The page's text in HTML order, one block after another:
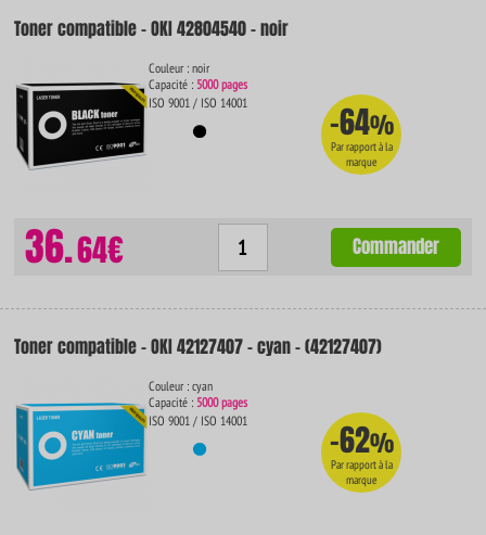
Toner compatible - OKI 42804540 - noir
Couleur : noir
Capacité :5000 pages
ISO 9001 / ISO 14001
-64%
Par rapport à la
marque
36.64€ Commander
Toner compatible - OKI 42127407 - cyan - (42127407)
Couleur : cyan
Capacité :5000 pages
ISO 9001 / ISO 14001
-62%
Par rapport à la
marque